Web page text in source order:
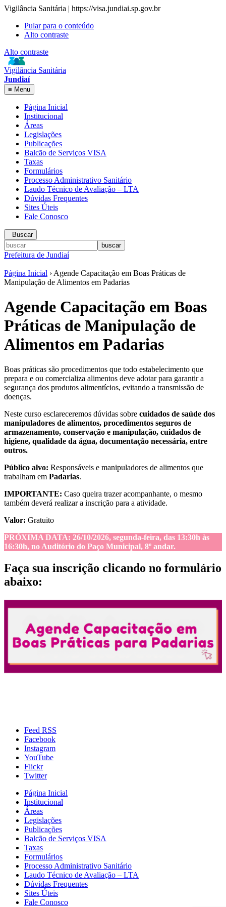
Vigilância Sanitária | https://visa.jundiai.sp.gov.br
Pular para o conteúdo
Alto contraste
Alto contraste
Vigilância Sanitária
Jundiaí
≡ Menu
Página Inicial
Institucional
Áreas
Legislações
Publicações
Balcão de Serviços VISA
Taxas
Formulários
Processo Administrativo Sanitário
Laudo Técnico de Avaliação – LTA
Dúvidas Frequentes
Sites Úteis
Fale Conosco
Buscar
Prefeitura de Jundiaí
Página Inicial › Agende Capacitação em Boas Práticas de
Manipulação de Alimentos em Padarias
Agende Capacitação em Boas
Práticas de Manipulação de
Alimentos em Padarias
Boas práticas são procedimentos que todo estabelecimento que
prepara e ou comercializa alimentos deve adotar para garantir a
segurança dos produtos alimentícios, evitando a transmissão de
doenças.
Neste curso esclareceremos dúvidas sobre cuidados de saúde dos
manipuladores de alimentos, procedimentos seguros de
armazenamento, conservação e manipulação, cuidados de
higiene, qualidade da água, documentação necessária, entre
outros.
Público alvo: Responsáveis e manipuladores de alimentos que
trabalham em Padarias.
IMPORTANTE: Caso queira trazer acompanhante, o mesmo
também deverá realizar a inscrição para a atividade.
Valor: Gratuito
PRÓXIMA DATA: 26/10/2026, segunda-feira, das 13:30h às
16:30h, no Auditório do Paço Municipal, 8º andar.
Faça sua inscrição clicando no formulário
abaixo:
Feed RSS
Facebook
Instagram
YouTube
Flickr
Twitter
Página Inicial
Institucional
Áreas
Legislações
Publicações
Balcão de Serviços VISA
Taxas
Formulários
Processo Administrativo Sanitário
Laudo Técnico de Avaliação – LTA
Dúvidas Frequentes
Sites Úteis
Fale Conosco